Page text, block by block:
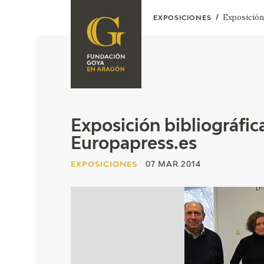
FUNDACIÓN
DOCUMENTACIÓN
ACCIÓN
CORPORATIVA
Exposición
Europapress.es
EXPOSICIONES 07 MAR 2014
EXPOSICIONES